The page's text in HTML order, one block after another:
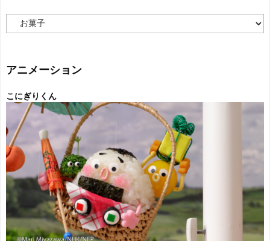
ー
アニメーション
こにぎりくん